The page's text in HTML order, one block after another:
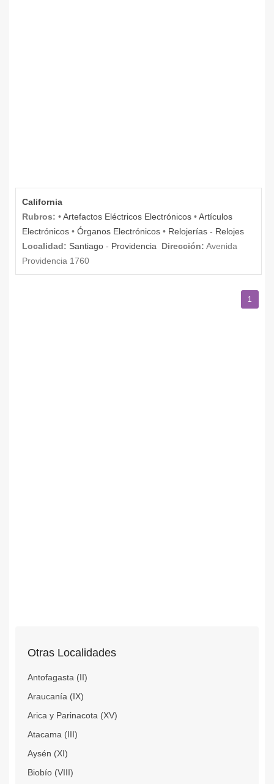
California
Rubros: •Artefactos Eléctricos Electrónicos •Artículos
Electrónicos • Órganos Electrónicos • Relojerías - Relojes
Localidad: Santiago - Providencia Dirección: Avenida
Providencia 1760
1
Otras Localidades
Antofagasta (II)
Araucanía (IX)
Arica y Parinacota (XV)
Atacama (III)
Aysén (XI)
Biobío (VIII)